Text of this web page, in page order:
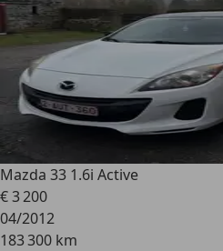
Mazda 33 1.6i Active
€ 3 200
04/2012
183 300 km